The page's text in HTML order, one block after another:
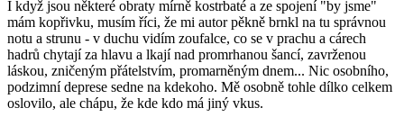
I když jsou některé obraty mírně kostrbaté a ze spojení "by jsme"
mám kopřivku, musím říci, že mi autor pěkně brnkl na tu správnou
notu a strunu - v duchu vidím zoufalce, co se v prachu a cárech
hadrů chytají za hlavu a lkají nad promrhanou šancí, zavrženou
láskou, zničeným přátelstvím, promarněným dnem... Nic osobního,
podzimní deprese sedne na kdekoho. Mě osobně tohle dílko celkem
oslovilo, ale chápu, že kde kdo má jiný vkus.